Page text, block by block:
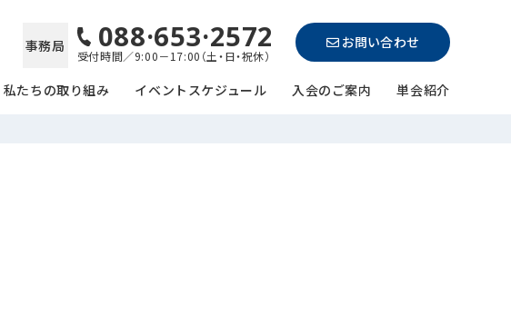
事務局 088·653·2572
受付時間／9:00－17:00（土・日・祝休）
お問い合わせ
私たちの取り組み イベントスケジュール 入会のご案内 単会紹介